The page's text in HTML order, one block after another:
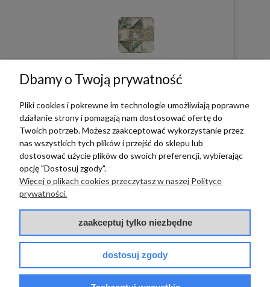
zebranych i zweryfikowanych przez
BAZA WIEDZY
PŁATNOŚCI I DOSTAWA
POMOC
Dbamy o Twoją prywatność
Pliki cookies i pokrewne im technologie umożliwiają poprawne
działanie strony i pomagają nam dostosować ofertę do
Twoich potrzeb. Możesz zaakceptować wykorzystanie przez
nas wszystkich tych plików i przejść do sklepu lub
dostosować użycie plików do swoich preferencji, wybierając
opcję "Dostosuj zgody".
Więcej o plikach cookies przeczytasz w naszej Polityce
prywatności.
zaakceptuj tylko niezbędne
dostosuj zgody